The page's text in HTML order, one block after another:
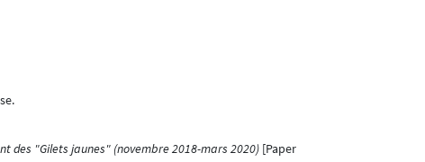
des "Gilets jaunes" (novembre 2018-mars 2020)[Paper